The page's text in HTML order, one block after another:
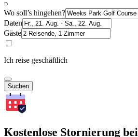
Wo soll’s hingehen?
Daten
Gäste
Ich reise geschäftlich
Suchen
Kostenlose Stornierung bei